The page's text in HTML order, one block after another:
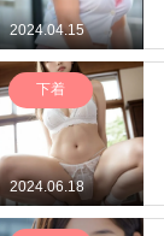
2024.04.15
2024.06.18
下着